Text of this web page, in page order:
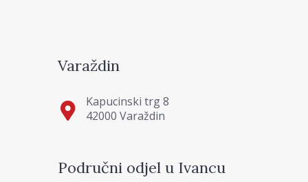
Varaždin
Kapucinski trg 8
42000 Varaždin
Područni odjel u Ivancu